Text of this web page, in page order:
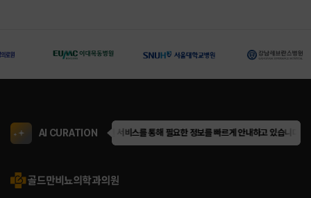
AI CURATION
골드만은 AI 큐레이션 서비스를 통해 필요한 정보를 빠르게 안내하고 있습니다.